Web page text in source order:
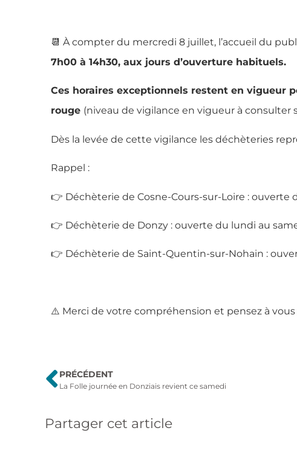
📆 À compter du mercredi 8 juillet, l’accueil du
7h00 à 14h30, aux jours d’ouverture habituels.
Ces horaires exceptionnels restent en vigueur
rouge (niveau de vigilance en vigueur à consulter
Dès la levée de cette vigilance les déchèteries
Rappel :
👉 Déchèterie de Cosne-Cours-sur-Loire : ouverte
👉 Déchèterie de Donzy : ouverte du lundi au
👉 Déchèterie de Saint-Quentin-sur-Nohain :
⚠️ Merci de votre compréhension et pensez à
PRÉCÉDENT
La Folle journée en Donziais revient ce samedi
Partager cet article